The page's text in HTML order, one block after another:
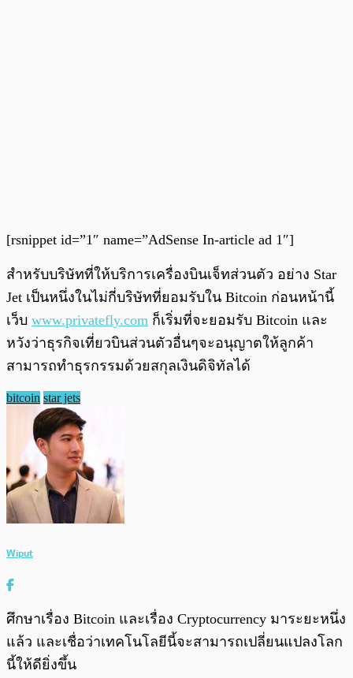
[rsnippet id=”1″ name=”AdSense In-article ad 1″]
สำหรับบริษัทที่ให้บริการเครื่องบินเจ็ทส่วนตัว อย่าง Star
Jet เป็นหนึ่งในไม่กี่บริษัทที่ยอมรับใน Bitcoin ก่อนหน้านี้
เว็บ www.privatefly.com ก็เริ่มที่จะยอมรับ Bitcoin และ
หวังว่าธุรกิจเที่ยวบินส่วนตัวอื่นๆจะอนุญาตให้ลูกค้า
สามารถทำธุรกรรมด้วยสกุลเงินดิจิทัลได้
bitcoin star jets
Wiput
ศึกษาเรื่อง Bitcoin และเรื่อง Cryptocurrency มาระยะหนึ่ง
แล้ว และเชื่อว่าเทคโนโลยีนี้จะสามารถเปลี่ยนแปลงโลก
นี้ให้ดียิ่งขึ้น